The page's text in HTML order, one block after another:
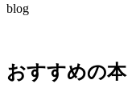
blog
おすすめの本